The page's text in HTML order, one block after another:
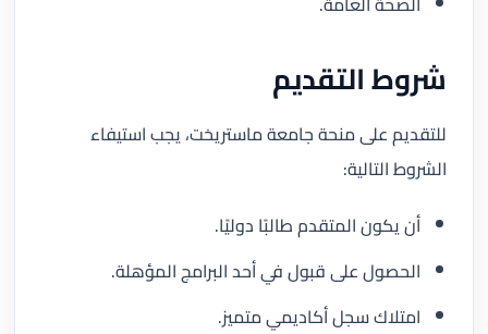
شروط التقديم
للتقديم على منحة جامعة ماستريخت، يجب استيفاء
الشروط التالية:
أن يكون المتقدم طالبًا دوليًا.
الحصول على قبول في أحد البرامج المؤهلة.
امتلاك سجل أكاديمي متميز.